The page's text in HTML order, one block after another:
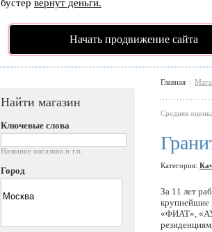
бустер вернут деньги.
Начать продвижение сайта
Главная \
Cредняя
Категория:
За 11 лет
«ФИАТ»,
Найти магазин
Ключевые слова
Название магазина и т.п.
Город